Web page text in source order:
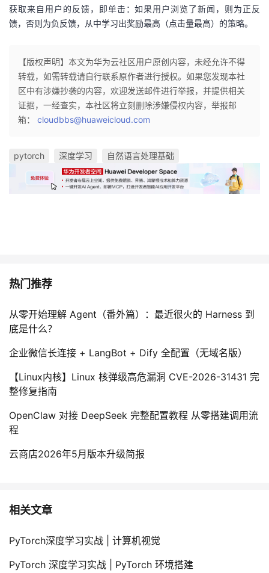
获取来自用户的反馈，即单击：如果用户浏览了新闻，则为正反
馈，否则为负反馈，从中学习出奖励最高（点击量最高）的策略。
【版权声明】本文为华为云社区用户原创内容，未经允许不得
转载，如需转载请自行联系原作者进行授权。如果您发现本社
区中有涉嫌抄袭的内容，欢迎发送邮件进行举报，并提供相关
证据，一经查实，本社区将立刻删除涉嫌侵权内容，举报邮
箱： cloudbbs@huaweicloud.com
pytorch 深度学习 自然语言处理基础
热门推荐
从零开始理解 Agent（番外篇）：最近很火的 Harness 到
底是什么？
企业微信长连接 + LangBot + Dify 全配置（无域名版）
【Linux内核】Linux 核弹级高危漏洞 CVE-2026-31431 完
整修复指南
OpenClaw 对接 DeepSeek 完整配置教程 从零搭建调用流
程
云商店2026年5月版本升级简报
相关文章
PyTorch深度学习实战 | 计算机视觉
PyTorch 深度学习实战 | PyTorch 环境搭建